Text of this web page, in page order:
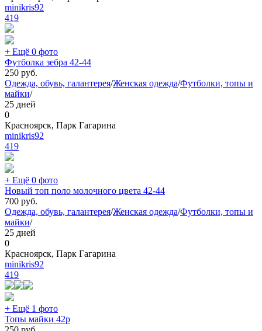
minikris92
419
+ Ещё 0 фото
Футболка зебра 42-44
250 руб.
Одежда, обувь, галантерея/Женская одежда/Футболки, топы и
майки/
25 дней
0
Красноярск, Парк Гагарина
minikris92
419
+ Ещё 0 фото
Новый топ поло молочного цвета 42-44
700 руб.
Одежда, обувь, галантерея/Женская одежда/Футболки, топы и
майки/
25 дней
0
Красноярск, Парк Гагарина
minikris92
419
+ Ещё 1 фото
Топы майки 42р